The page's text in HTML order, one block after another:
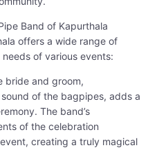
Band of Kapurthala
offers a wide range of
of various events:
bride and groom,
of the bagpipes, adds a
The band’s
of the celebration
creating a truly magical